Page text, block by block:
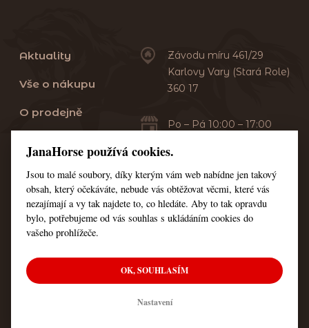
Aktuality
Vše o nákupu
O prodejně
Servis
Kontakt
Nastavení cookies
Závodu míru 461/29
Karlovy Vary (Stará Role)
360 17
Po – Pá 10:00 – 17:00
+420 353 549 410
+420 608 444 378
© Všechna práva vyhrazena JanaHorse
JanaHorse používá cookies.
Jsou to malé soubory, díky kterým vám web nabídne jen takový
obsah, který očekáváte, nebude vás obtěžovat věcmi, které vás
nezajímají a vy tak najdete to, co hledáte. Aby to tak opravdu
bylo, potřebujeme od vás souhlas s ukládáním cookies do
vašeho prohlížeče.
OK, SOUHLASÍM
Nastavení